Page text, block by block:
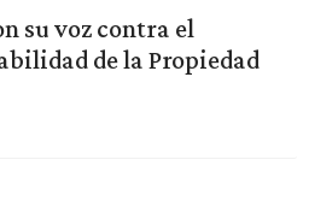
su voz contra el
de la Propiedad